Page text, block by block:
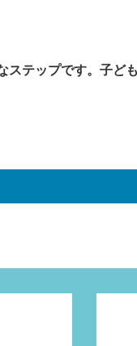
テップです。子ど